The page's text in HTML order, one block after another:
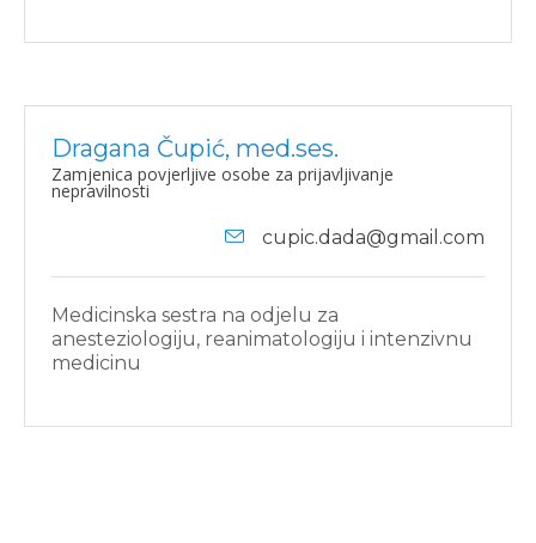
Dragana Čupić, med.ses.
Zamjenica povjerljive osobe za prijavljivanje
nepravilnosti
cupic.dada@gmail.com
Medicinska sestra na odjelu za
anesteziologiju, reanimatologiju i intenzivnu
medicinu